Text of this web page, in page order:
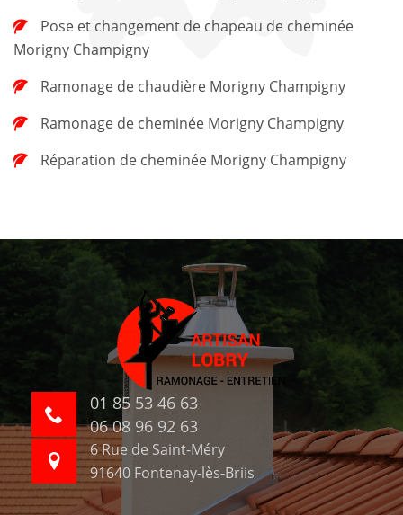
Morigny Champigny
Ramonage de chaudière Morigny Champigny
Ramonage de cheminée Morigny Champigny
Réparation de cheminée Morigny Champigny
01 85 53 46 63
06 08 96 92 63
6 Rue de Saint-Méry
91640 Fontenay-lès-Briis